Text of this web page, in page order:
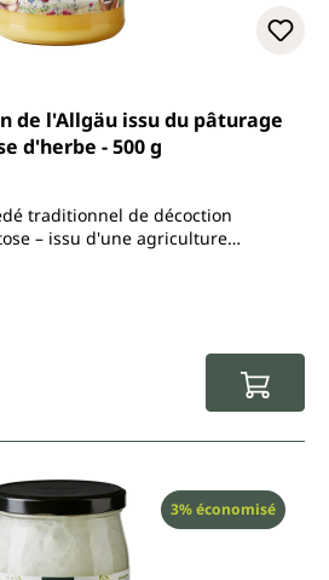
sur 5 étoiles
d'herbe - 500 g
traditionnel de décoction
– issu d'une agriculture
Réduction
3% économisé